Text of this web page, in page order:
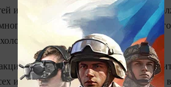
и их родителей: каждый ребенок
полезного. На протяжении
не остановил детишек.
почётная гостья и по
и пригласившая на такую же акцию